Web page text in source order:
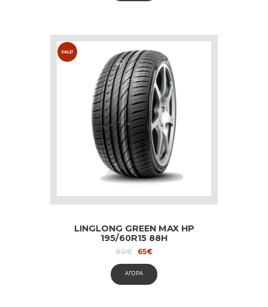
SALE!
LINGLONG GREEN MAX HP
195/60R15 88H
80€
Original
was:
80€.
65€Current
is:
65€.
ΑΓΟΡΑ